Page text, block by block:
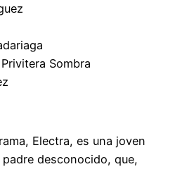
Sombra
Electra, es una joven
desconocido, que,